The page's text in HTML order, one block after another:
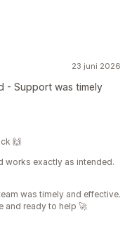
23 juni 2026
- Support was timely
🙌
works exactly as intended.
was timely and effective.
and ready to help 🚀